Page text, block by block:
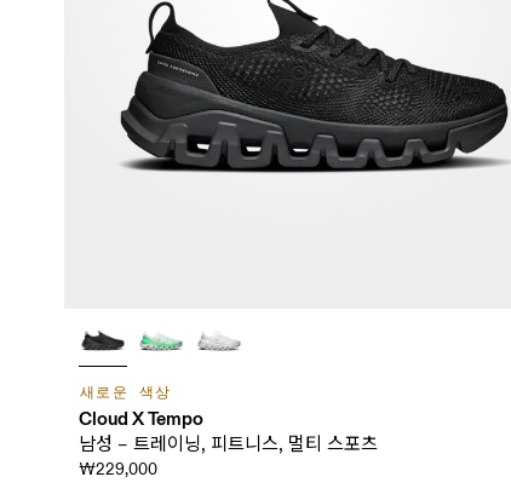
새로운 색상
Cloud X Tempo
남성 – 트레이닝, 피트니스, 멀티 스포츠
₩229,000